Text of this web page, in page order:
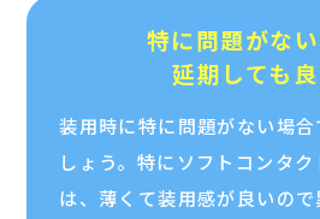
特に問題がな
延期しても
装用時に特に問題がない場
しょう。特にソフトコンタ
は、薄くて装用感が良いので